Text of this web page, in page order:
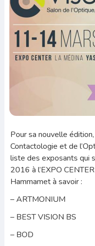
Pour sa nouvelle
Contactologie et de
liste des exposants qui
2016 à l’EXPO
Hammamet à savoir :
– ARTMONIUM
– BEST VISION BS
– BOD